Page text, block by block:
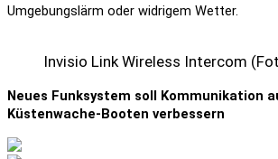
Umgebungslärm oder widrigem Wetter.
Invisio Link Wireless Intercom
Neues Funksystem soll Kommunikation
Küstenwache-Booten verbessern